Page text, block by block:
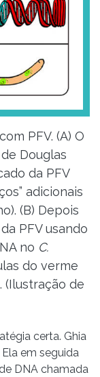
PFV. (A) O
Douglas
da PFV
adicionais
(B) Depois
PFV usando
no C.
do verme
(Ilustração de
certa. Ghia
em seguida
DNA chamada